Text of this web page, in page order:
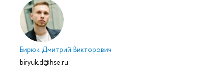
Бирюк Дмитрий Викторович
biryuk.d@hse.ru